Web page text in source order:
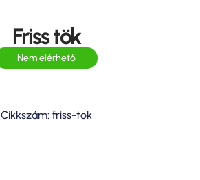
Friss tök
Nem elérhető
Cikkszám: friss-tok